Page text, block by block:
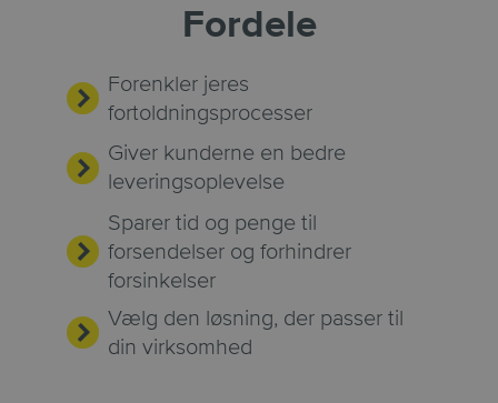
Fordele
Forenkler jeres
fortoldningsprocesser
Giver kunderne en bedre
leveringsoplevelse
Sparer tid og penge til
forsendelser og forhindrer
forsinkelser
Vælg den løsning, der passer til
din virksomhed